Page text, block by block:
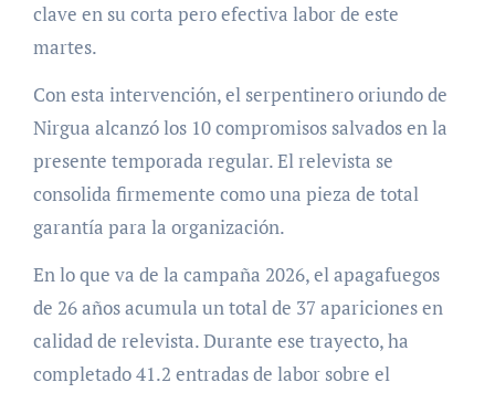
clave en su corta pero efectiva labor de este
martes.
Con esta intervención, el serpentinero oriundo de
Nirgua alcanzó los 10 compromisos salvados en la
presente temporada regular. El relevista se
consolida firmemente como una pieza de total
garantía para la organización.
En lo que va de la campaña 2026, el apagafuegos
de 26 años acumula un total de 37 apariciones en
calidad de relevista. Durante ese trayecto, ha
completado 41.2 entradas de labor sobre el